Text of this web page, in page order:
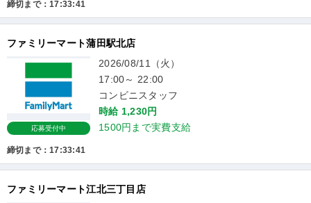
締切まで：17:33:41
ファミリーマート蒲田駅北店
応募受付中
2026/08/11（火）
17:00～ 22:00
コンビニスタッフ
時給 1,230円
1500円まで実費支給
締切まで：17:33:41
ファミリーマート江北三丁目店